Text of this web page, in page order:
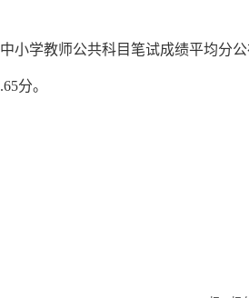
小学教师公共科目笔试成绩平均分
分。